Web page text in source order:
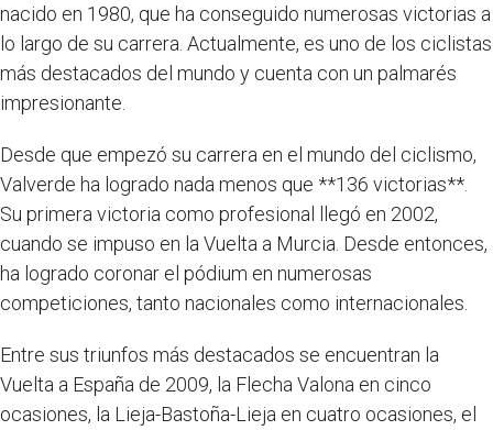
nacido en 1980, que ha conseguido numerosas victorias a
lo largo de su carrera. Actualmente, es uno de los ciclistas
más destacados del mundo y cuenta con un palmarés
impresionante.
Desde que empezó su carrera en el mundo del ciclismo,
Valverde ha logrado nada menos que **136 victorias**.
Su primera victoria como profesional llegó en 2002,
cuando se impuso en la Vuelta a Murcia. Desde entonces,
ha logrado coronar el pódium en numerosas
competiciones, tanto nacionales como internacionales.
Entre sus triunfos más destacados se encuentran la
Vuelta a España de 2009, la Flecha Valona en cinco
ocasiones, la Lieja-Bastoña-Lieja en cuatro ocasiones, el